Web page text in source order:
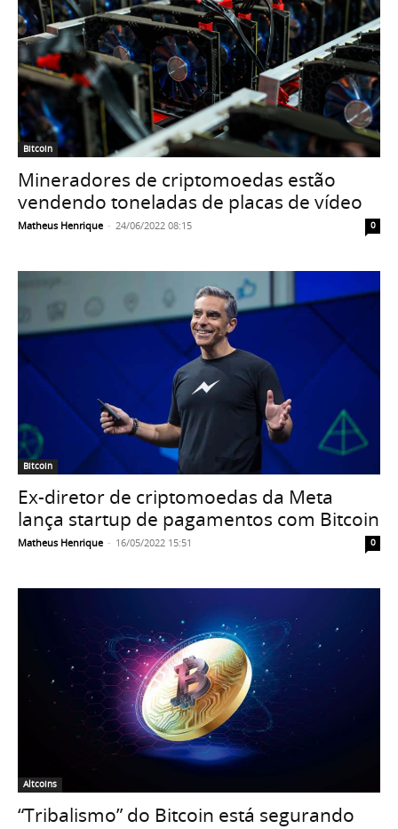
Bitcoin
Mineradores de criptomoedas estão
vendendo toneladas de placas de vídeo
Matheus Henrique - 24/06/2022 08:15 0
Bitcoin
Ex-diretor de criptomoedas da Meta
lança startup de pagamentos com Bitcoin
Matheus Henrique - 16/05/2022 15:51 0
Altcoins
“Tribalismo” do Bitcoin está segurando